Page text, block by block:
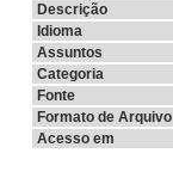
Descrição
Idioma
Assuntos
Categoria
Fonte
Formato de Arquivo
Acesso em